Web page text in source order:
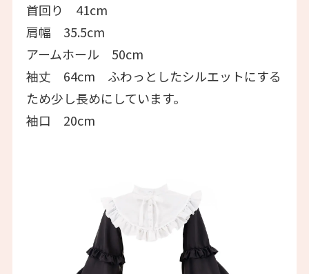
首回り 41cm
肩幅 35.5cm
アームホール 50cm
袖丈 64cm ふわっとしたシルエットにする
ため少し長めにしています。
袖口 20cm